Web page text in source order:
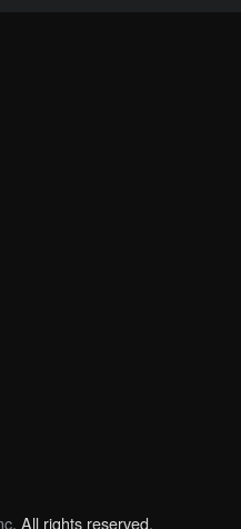
. All rights reserved.